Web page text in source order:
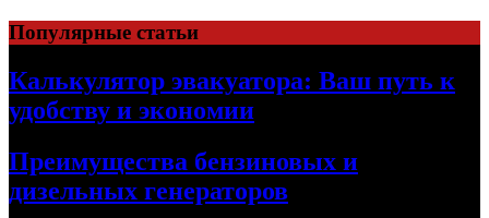
Skip
to
content
Популярные статьи
Калькулятор эвакуатора: Ваш путь к
удобству и экономии
Преимущества бензиновых и
дизельных генераторов